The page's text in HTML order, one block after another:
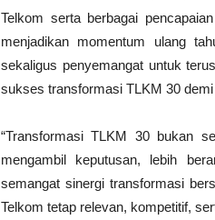
Telkom serta berbagai
menjadikan momentum ulang
sekaligus penyemangat untuk
sukses transformasi TLKM 30
“Transformasi TLKM 30 bukan
mengambil keputusan, lebih
semangat sinergi transformasi
Telkom tetap relevan, kompetitif,